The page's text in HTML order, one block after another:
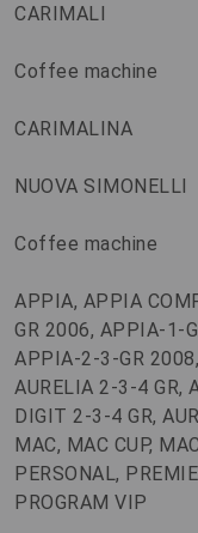
CARIMALI
Coffee machine
CARIMALINA
NUOVA SIMONELLI
Coffee machine
APPIA, APPIA
GR 2006, APPIA-1-
APPIA-2-3-GR
AURELIA 2-3-4 GR,
DIGIT 2-3-4 GR,
MAC, MAC CUP,
PERSONAL,
PROGRAM VIP